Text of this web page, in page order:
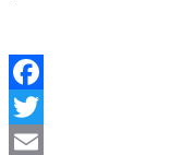
Facebook
Twitter